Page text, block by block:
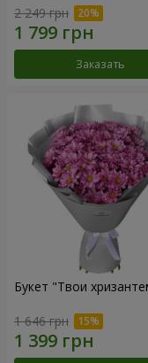
2 249 грн
Заказать
Букет "Твои
1 646 грн